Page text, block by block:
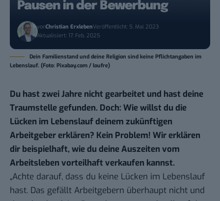
Pausen in der Bewerbung
vonChristian ErxlebenVeröffentlicht: 5. Mai 2023
Aktualisiert: 17. Feb. 2025
Dein Familienstand und deine Religion sind keine Pflichtangaben im
Lebenslauf. (Foto: Pixabay.com / loufre)
Du hast zwei Jahre nicht gearbeitet und hast deine
Traumstelle gefunden. Doch: Wie willst du die
Lücken im Lebenslauf deinem zukünftigen
Arbeitgeber erklären? Kein Problem! Wir erklären
dir beispielhaft, wie du deine Auszeiten vom
Arbeitsleben vorteilhaft verkaufen kannst.
„Achte darauf, dass du keine Lücken im Lebenslauf
hast. Das gefällt Arbeitgebern überhaupt nicht und